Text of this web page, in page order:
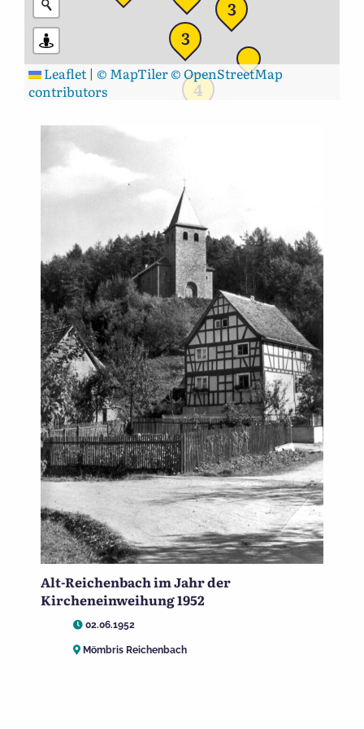
3
4
3
Leaflet | © MapTiler© OpenStreetMap
contributors
Alt-Reichenbach im Jahr der
Kircheneinweihung 1952
02.06.1952
Mömbris Reichenbach